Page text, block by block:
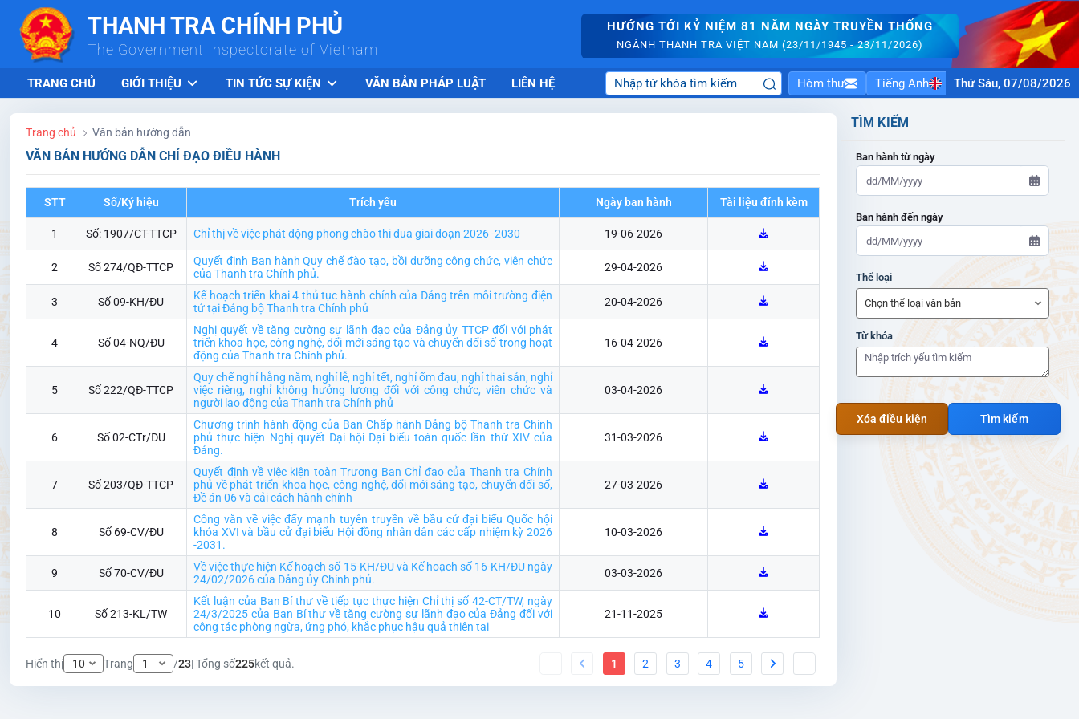
Skip to Main ContentTHANH TRA CHÍNH PHỦ
The Government Inspectorate of Vietnam
HƯỚNG TỚI KỶ NIỆM 81 NĂM NGÀY TRUYỀN THỐNG
NGÀNH THANH TRA VIỆT NAM (23/11/1945 - 23/11/2026)
TRANG CHỦ GIỚI THIỆU TIN TỨC SỰ KIỆN VĂN BẢN PHÁP LUẬT LIÊN HỆ Hòm thư Tiếng Anh Thứ Sáu, 07/08/2026
Trang chủ Văn bản hướng dẫn
VĂN BẢN HƯỚNG DẪN CHỈ ĐẠO ĐIỀU HÀNH
STT Số/Ký hiệu Trích yếu Ngày ban hành Tài liệu đính kèm
1 Số: 1907/CT-TTCP Chỉ thị về việc phát động phong chào thi đua giai đoạn 2026 -2030 19-06-2026
2 Số 274/QĐ-TTCP
Quyết định Ban hành Quy chế đào tạo, bồi dưỡng công chức, viên chức
của Thanh tra Chính phủ.
29-04-2026
3 Số 09-KH/ĐU
Kế hoạch triển khai 4 thủ tục hành chính của Đảng trên môi trường điện
tử tại Đảng bộ Thanh tra Chính phủ
20-04-2026
4 Số 04-NQ/ĐU
Nghị quyết về tăng cường sự lãnh đạo của Đảng ủy TTCP đối với phát
triển khoa học, công nghệ, đổi mới sáng tạo và chuyển đổi số trong hoạt
động của Thanh tra Chính phủ.
16-04-2026
5 Số 222/QĐ-TTCP
Quy chế nghỉ hằng năm, nghỉ lễ, nghỉ tết, nghỉ ốm đau, nghỉ thai sản, nghỉ
việc riêng, nghỉ không hưởng lương đối với công chức, viên chức và
người lao động của Thanh tra Chính phủ
03-04-2026
6 Số 02-CTr/ĐU
Chương trình hành động của Ban Chấp hành Đảng bộ Thanh tra Chính
phủ thực hiện Nghị quyết Đại hội Đại biểu toàn quốc lần thứ XIV của
Đảng.
31-03-2026
7 Số 203/QĐ-TTCP
Quyết định về việc kiện toàn Trương Ban Chỉ đạo của Thanh tra Chính
phủ về phát triển khoa học, công nghệ, đổi mới sáng tạo, chuyển đổi số,
Đề án 06 và cải cách hành chính
27-03-2026
8 Số 69-CV/ĐU
Công văn về việc đẩy mạnh tuyên truyền về bầu cử đại biểu Quốc hội
khóa XVI và bầu cử đại biểu Hội đồng nhân dân các cấp nhiệm kỳ 2026
-2031.
10-03-2026
9 Số 70-CV/ĐU
Về việc thực hiện Kế hoạch số 15-KH/ĐU và Kế hoạch số 16-KH/ĐU ngày
24/02/2026 của Đảng ủy Chính phủ.
03-03-2026
10 Số 213-KL/TW
Kết luận của Ban Bí thư về tiếp tục thực hiện Chỉ thị số 42-CT/TW, ngày
24/3/2025 của Ban Bí thư về tăng cường sự lãnh đạo của Đảng đối với
công tác phòng ngừa, ứng phó, khắc phục hậu quả thiên tai
21-11-2025
Hiển thị Trang /23| Tổng số225kết quả. 1 2 3 4 5
TÌM KIẾM
Ban hành từ ngày
Ban hành đến ngày
ADMIN-HOME
Thể loại
ADMIN-HOME
Từ khóa
Xóa điều kiện Tìm kiếm